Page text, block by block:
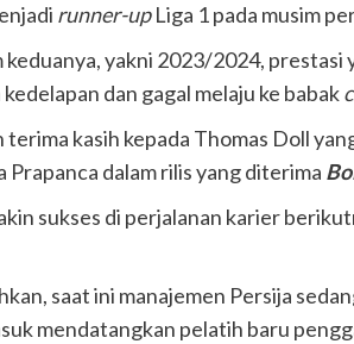
runner-upLiga 1 pada musim
keduanya, yakni 2023/2024,
dan gagal melaju ke babak
terima kasih kepada Thomas Doll
Prapanca dalam rilis yang diterima
sukses di perjalanan karier
saat ini manajemen Persija
mendatangkan pelatih baru